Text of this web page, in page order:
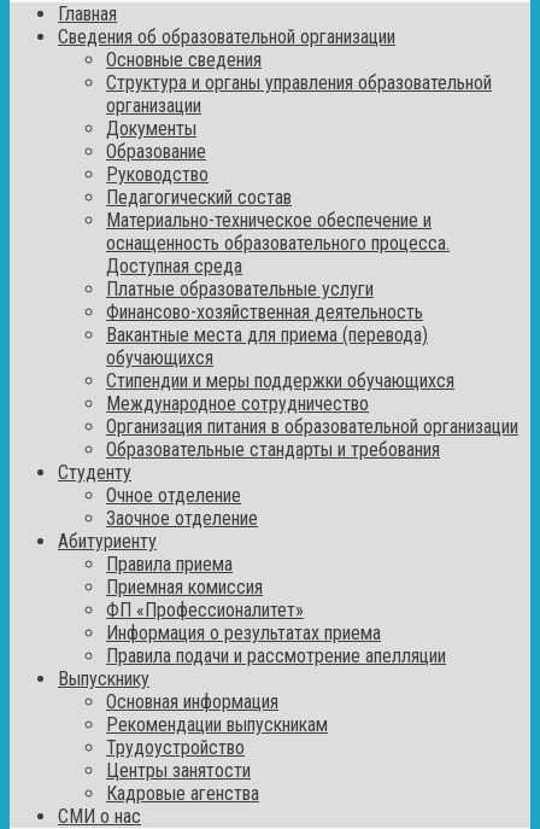
Главная
Сведения об образовательной организации
Основные сведения
Структура и органы управления образовательной
организации
Документы
Образование
Руководство
Педагогический состав
Материально-техническое обеспечение и
оснащенность образовательного процесса.
Доступная среда
Платные образовательные услуги
Финансово-хозяйственная деятельность
Вакантные места для приема (перевода)
обучающихся
Стипендии и меры поддержки обучающихся
Международное сотрудничество
Организация питания в образовательной организации
Образовательные стандарты и требования
Студенту
Очное отделение
Заочное отделение
Абитуриенту
Правила приема
Приемная комиссия
ФП «Профессионалитет»
Информация о результатах приема
Правила подачи и рассмотрение апелляции
Выпускнику
Основная информация
Рекомендации выпускникам
Трудоустройство
Центры занятости
Кадровые агенства
СМИ о нас